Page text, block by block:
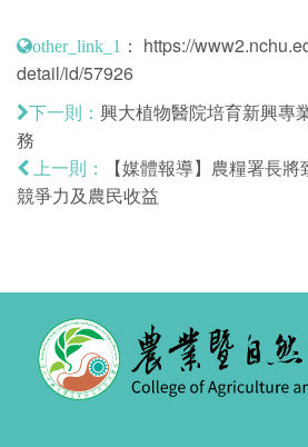
other_link_1 ： https://
detail/id/57926
下一則： 興大植物醫院培育新興專
務
上一則：
【媒體報導】農糧署長
競爭力及農民收益